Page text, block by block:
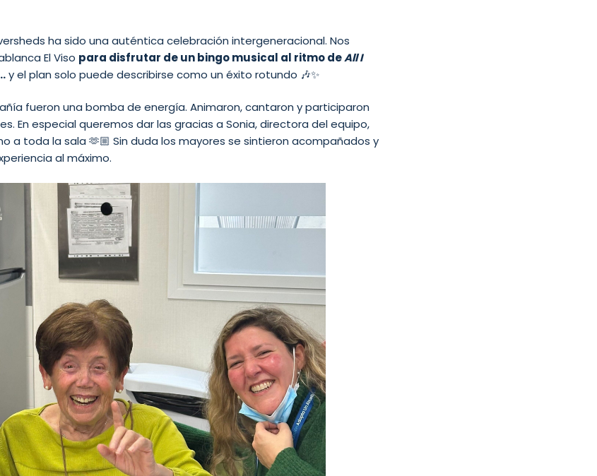
ha sido una auténtica celebración intergeneracional. Nos
El Viso para disfrutar de un bingo musical al ritmo deAll I
y el plan solo puede describirse como un éxito rotundo 🎶✨
fueron una bomba de energía. Animaron, cantaron y participaron
En especial queremos dar las gracias a Sonia, directora del equipo,
a toda la sala 🫶🏼 Sin duda los mayores se sintieron acompañados y
al máximo.